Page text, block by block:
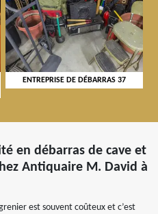
ENTREPRISE DE DÉBARRAS 37
en débarras de cave et
Antiquaire M. David à
est souvent coûteux et c’est